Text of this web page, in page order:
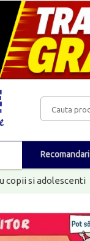
Recomandari
copii si adolescenti